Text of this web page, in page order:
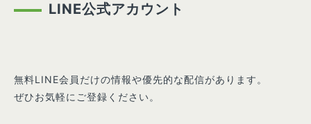
LINE公式アカウント
無料LINE会員だけの情報や優先的な配信があります。
ぜひお気軽にご登録ください。